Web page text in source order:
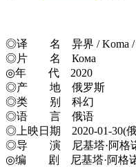
◎译 名 异界 / Koma /
◎片 名 Кома
◎年 代 2020
◎产 地 俄罗斯
◎类 别 科幻
◎语 言 俄语
◎上映日期 2020-01-30(
◎导 演 尼基塔·阿格诺
◎编 剧 尼基塔·阿格诺夫